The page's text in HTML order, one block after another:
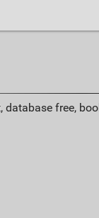
database free,